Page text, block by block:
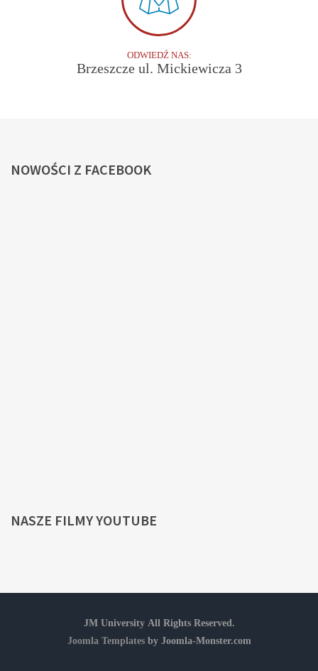
ODWIEDŹ NAS:
Brzeszcze ul. Mickiewicza 3
NOWOŚCI Z FACEBOOK
NASZE FILMY YOUTUBE
JM University All Rights Reserved.
Joomla Templatesby Joomla-Monster.com